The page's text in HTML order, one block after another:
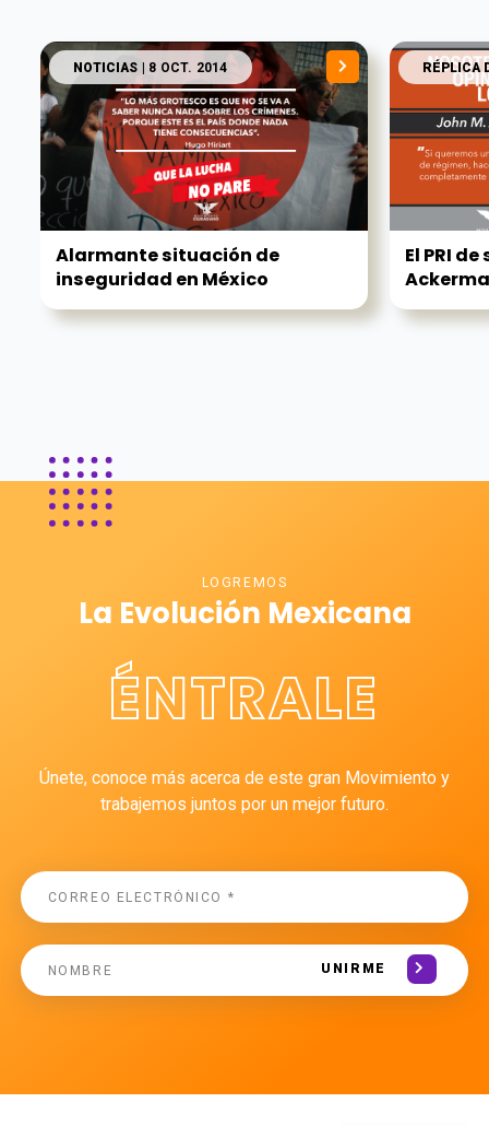
NOTICIAS | 8 OCT. 2014
Alarmante situación de
inseguridad en México
RÉPLICA
El PRI
LOGREMOS
La Evolución Mexicana
ÉNTRALE
Únete, conoce más acerca de este gran Movimiento y
trabajemos juntos por un mejor futuro.
UNIRME